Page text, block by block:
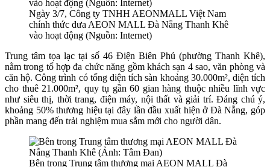
Ngày 3/7, Công ty TNHH AEONMALL Việt Nam
chính thức đưa AEON MALL Đà Nẵng Thanh Khê
vào hoạt động (Nguồn: Internet)
Trung tâm tọa lạc tại số 46 Điện Biên Phủ (phường Thanh Khê),
nằm trong tổ hợp đa chức năng gồm khách sạn 4 sao, văn phòng và
căn hộ. Công trình có tổng diện tích sàn khoảng 30.000m², diện tích
cho thuê 21.000m², quy tụ gần 60 gian hàng thuộc nhiều lĩnh vực
như siêu thị, thời trang, điện máy, nội thất và giải trí. Đáng chú ý,
khoảng 50% thương hiệu tại đây lần đầu xuất hiện ở Đà Nẵng, góp
phần mang đến trải nghiệm mua sắm mới cho người dân.
Bên trong Trung tâm thương mại AEON MALL Đà